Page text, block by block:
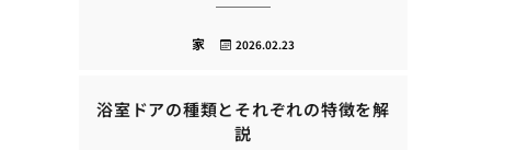
2026.02.23
家
浴室ドアの種類とそれぞれの特徴を解
説